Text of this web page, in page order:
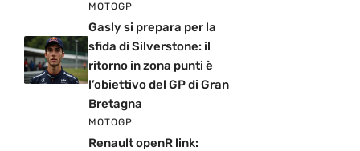
MOTOGP
Gasly si prepara per la
sfida di Silverstone: il
ritorno in zona punti è
l’obiettivo del GP di Gran
Bretagna
MOTOGP
Renault openR link: